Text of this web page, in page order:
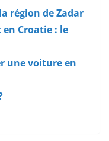
région de Zadar
Croatie : le
une voiture en